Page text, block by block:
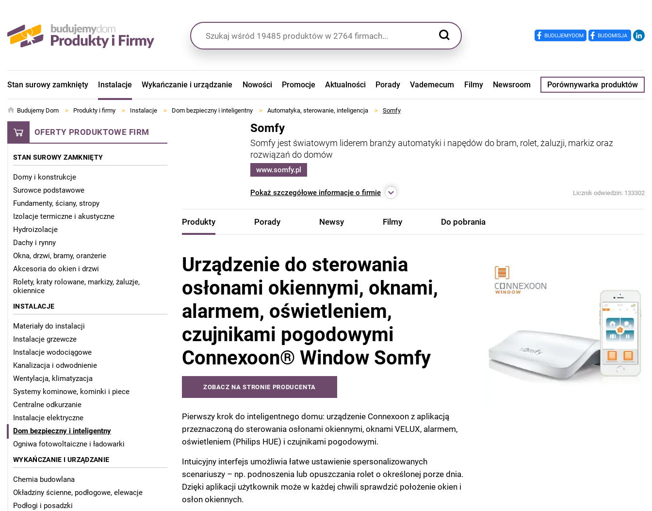
Stan surowy zamknięty Instalacje Wykańczanie i urządzanie Nowości Promocje Aktualności Porady Vademecum Filmy Newsroom Porównywarka produktów
Budujemy Dom > Produkty i firmy > Instalacje > Dom bezpieczny i inteligentny > Automatyka, sterowanie, inteligencja > Somfy
OFERTY PRODUKTOWE FIRM
STAN SUROWY ZAMKNIĘTY
Domy i konstrukcje
Surowce podstawowe
Fundamenty, ściany, stropy
Izolacje termiczne i akustyczne
Hydroizolacje
Dachy i rynny
Okna, drzwi, bramy, oranżerie
Akcesoria do okien i drzwi
Rolety, kraty rolowane, markizy, żaluzje,
okiennice
INSTALACJE
Materiały do instalacji
Instalacje grzewcze
Instalacje wodociągowe
Kanalizacja i odwodnienie
Wentylacja, klimatyzacja
Systemy kominowe, kominki i piece
Centralne odkurzanie
Instalacje elektryczne
Dom bezpieczny i inteligentny
Ogniwa fotowoltaiczne i ładowarki
WYKAŃCZANIE I URZĄDZANIE
Chemia budowlana
Okładziny ścienne, podłogowe, elewacje
Podłogi i posadzki
Somfy
Somfy jest światowym liderem branży automatyki i napędów do bram, rolet, żaluzji, markiz oraz
rozwiązań do domów
www.somfy.pl
Pokaż szczegółowe informacje o firmie Licznik odwiedzin: 133302
Produkty Porady Newsy Filmy Do pobrania
Urządzenie do sterowania
osłonami okiennymi, oknami,
alarmem, oświetleniem,
czujnikami pogodowymi
Connexoon® Window Somfy
ZOBACZ NA STRONIE PRODUCENTA
Pierwszy krok do inteligentnego domu: urządzenie Connexoon z aplikacją
przeznaczoną do sterowania osłonami okiennymi, oknami VELUX, alarmem,
oświetleniem (Philips HUE) i czujnikami pogodowymi.
Intuicyjny interfejs umożliwia łatwe ustawienie spersonalizowanych
scenariuszy – np. podnoszenia lub opuszczania rolet o określonej porze dnia.
Dzięki aplikacji użytkownik może w każdej chwili sprawdzić położenie okien i
osłon okiennych.